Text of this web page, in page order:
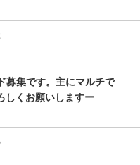
募集です。主にマルチで
しくお願いしますー